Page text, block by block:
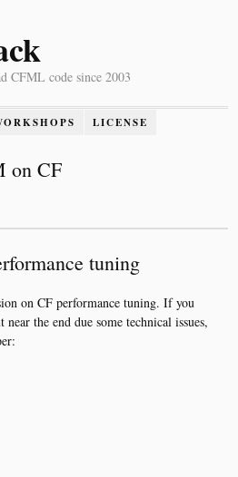
CFML code since 2003
LICENSE
on CF
tuning
on CF performance tuning. If you
the end due some technical issues,